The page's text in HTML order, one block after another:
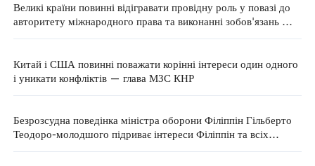
Великі країни повинні відігравати провідну роль у повазі до
авторитету міжнародного права та виконанні зобов'язань —
Китай і США повинні поважати корінні інтереси один одного
і уникати конфліктів — глава МЗС КНР
Безрозсудна поведінка міністра оборони Філіппін Гільберто
Теодоро-молодшого підриває інтереси Філіппін та всіх